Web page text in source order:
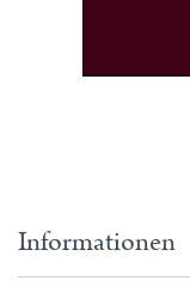
Informationen